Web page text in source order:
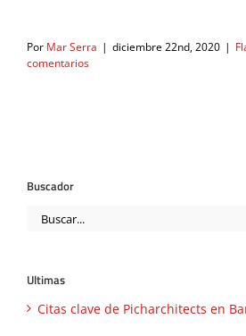
Por Mar Serra | diciembre 22nd, 2020 |
comentarios
Buscador
Buscar:
Ultimas
Citas clave de Picharchitects en